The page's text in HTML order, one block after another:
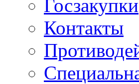
Госзакупки
Контакты